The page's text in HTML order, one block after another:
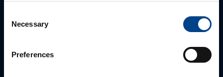
Selection
Necessary
Preferences